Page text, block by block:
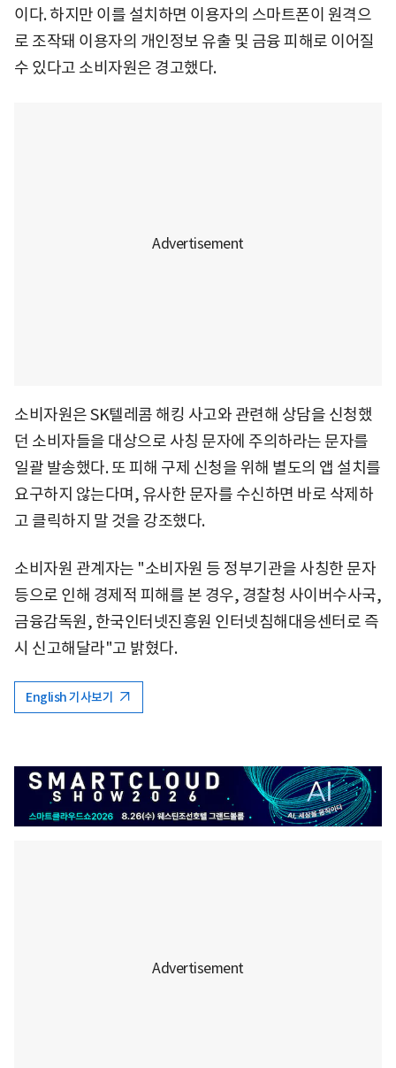
이다. 하지만 이를 설치하면 이용자의 스마트폰이 원격으
로 조작돼 이용자의 개인정보 유출 및 금융 피해로 이어질
수 있다고 소비자원은 경고했다.
소비자원은 SK텔레콤 해킹 사고와 관련해 상담을 신청했
던 소비자들을 대상으로 사칭 문자에 주의하라는 문자를
일괄 발송했다. 또 피해 구제 신청을 위해 별도의 앱 설치를
요구하지 않는다며, 유사한 문자를 수신하면 바로 삭제하
고 클릭하지 말 것을 강조했다.
소비자원 관계자는 "소비자원 등 정부기관을 사칭한 문자
등으로 인해 경제적 피해를 본 경우, 경찰청 사이버수사국,
금융감독원, 한국인터넷진흥원 인터넷침해대응센터로 즉
시 신고해달라"고 밝혔다.
English 기사보기